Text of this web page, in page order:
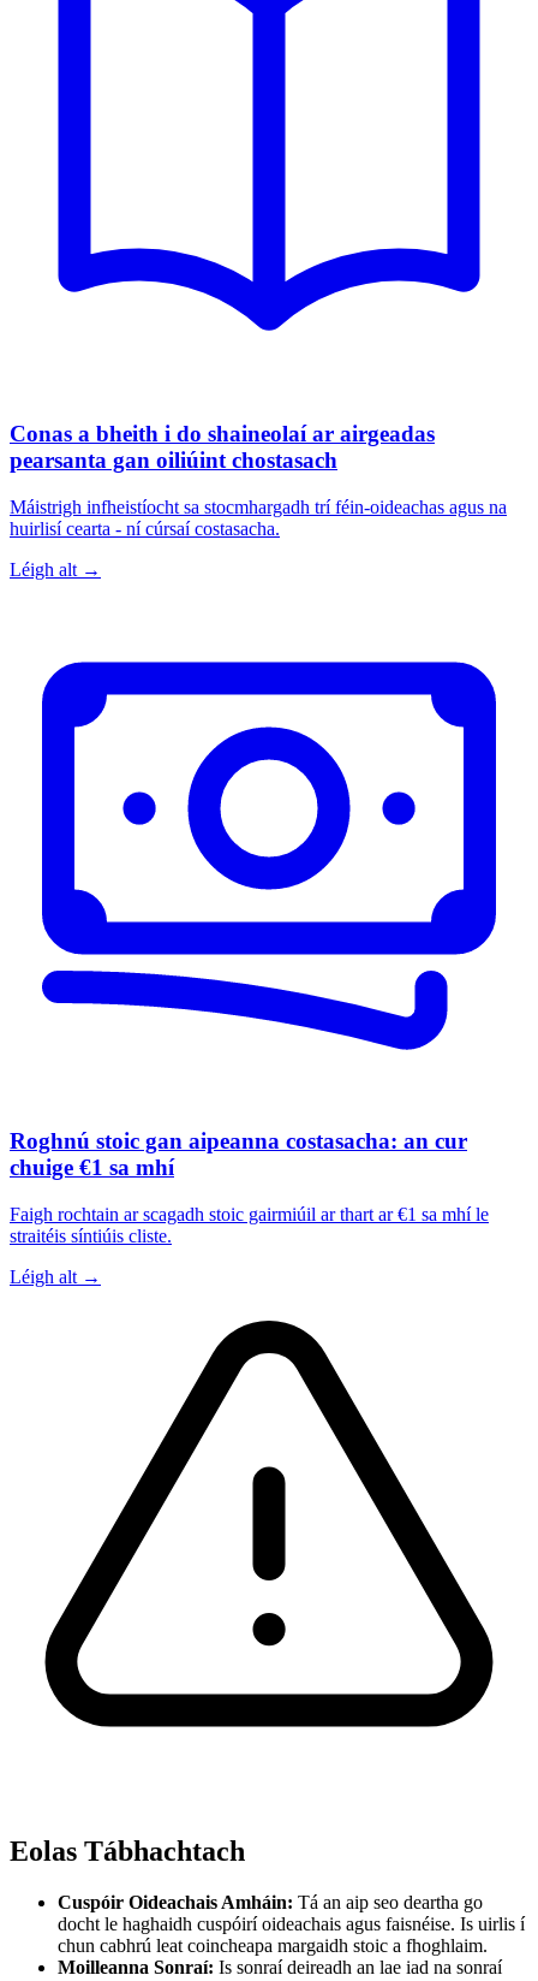
Conas a bheith i do shaineolaí ar airgeadas
pearsanta gan oiliúint chostasach
Máistrigh infheistíocht sa stocmhargadh trí féin-oideachas agus na
huirlisí cearta - ní cúrsaí costasacha.
Léigh alt →
Roghnú stoic gan aipeanna costasacha: an cur
chuige €1 sa mhí
Faigh rochtain ar scagadh stoic gairmiúil ar thart ar €1 sa mhí le
straitéis síntiúis cliste.
Léigh alt →
Eolas Tábhachtach
Cuspóir Oideachais Amháin: Tá an aip seo deartha go
docht le haghaidh cuspóirí oideachais agus faisnéise. Is uirlis í
chun cabhrú leat coincheapa margaidh stoic a fhoghlaim.
Moilleanna Sonraí: Is sonraí deireadh an lae iad na sonraí